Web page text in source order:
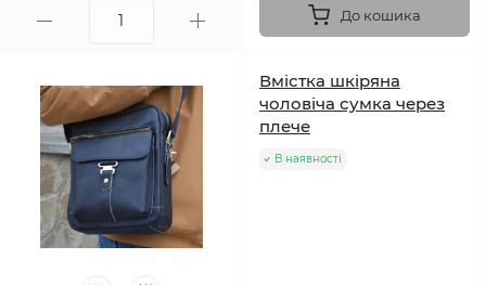
До кошика
Вмістка шкіряна
чоловіча сумка через
плече
В наявності